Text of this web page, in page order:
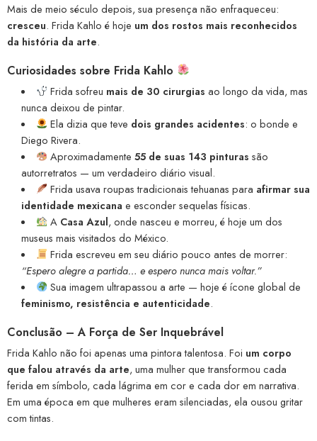
Mais de meio século depois, sua presença não enfraqueceu:
cresceu. Frida Kahlo é hoje um dos rostos mais reconhecidos
da história da arte.
Curiosidades sobre Frida Kahlo
Frida sofreu mais de 30 cirurgias ao longo da vida, mas
nunca deixou de pintar.
Ela dizia que teve dois grandes acidentes: o bonde e
Diego Rivera.
Aproximadamente 55 de suas 143 pinturas são
autorretratos — um verdadeiro diário visual.
Frida usava roupas tradicionais tehuanas para afirmar sua
identidade mexicana e esconder sequelas físicas.
A Casa Azul, onde nasceu e morreu, é hoje um dos
museus mais visitados do México.
Frida escreveu em seu diário pouco antes de morrer:
“Espero alegre a partida… e espero nunca mais voltar.”
Sua imagem ultrapassou a arte — hoje é ícone global de
feminismo, resistência e autenticidade.
Conclusão – A Força de Ser Inquebrável
Frida Kahlo não foi apenas uma pintora talentosa. Foi um corpo
que falou através da arte, uma mulher que transformou cada
ferida em símbolo, cada lágrima em cor e cada dor em narrativa.
Em uma época em que mulheres eram silenciadas, ela ousou gritar
com tintas.